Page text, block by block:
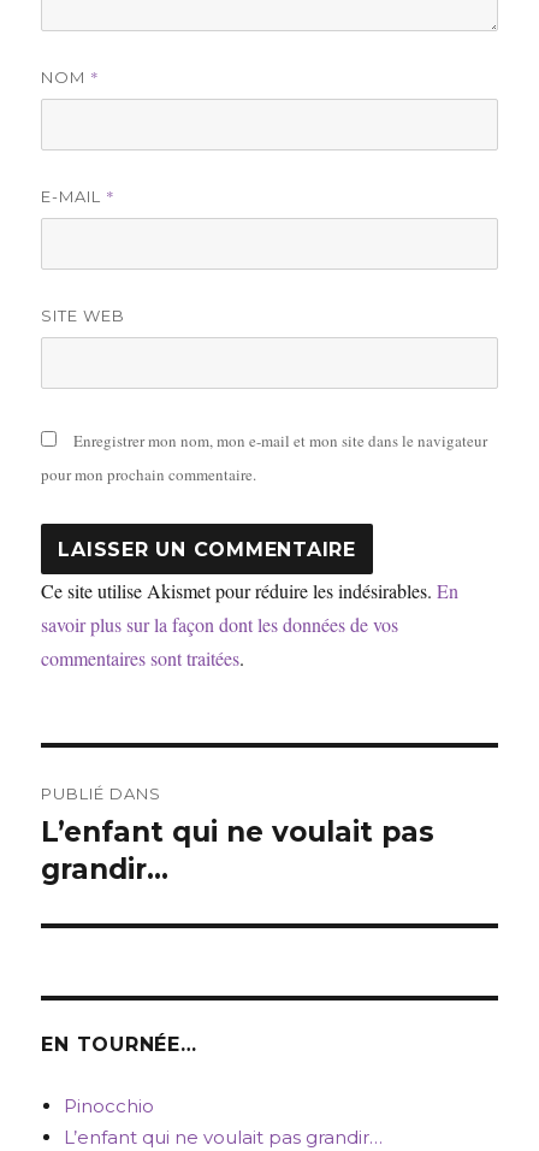
NOM *
E-MAIL *
SITE WEB
Enregistrer mon nom, mon e-mail et mon site dans le navigateur
pour mon prochain commentaire.
Ce site utilise Akismet pour réduire les indésirables.En
savoir plus sur la façon dont les données de vos
commentaires sont traitées.
de
l’article
PUBLIÉ DANS
L’enfant qui ne voulait pas
grandir…
EN TOURNÉE…
Pinocchio
L’enfant qui ne voulait pas grandir…